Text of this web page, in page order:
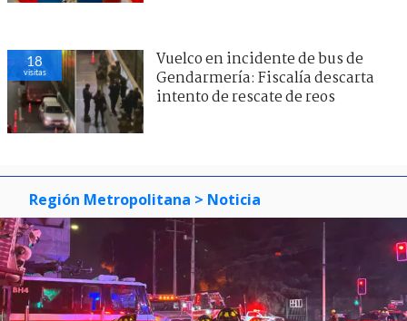
18
visitas
Vuelco en incidente de bus de
Gendarmería: Fiscalía descarta
intento de rescate de reos
Región Metropolitana > Noticia